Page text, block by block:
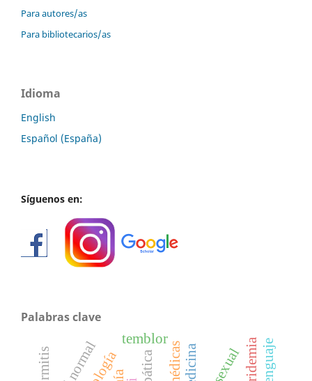
Para autores/as
Para bibliotecarios/as
Idioma
English
Español (España)
Síguenos en:
Palabras clave
temblor
sexual
dermitis